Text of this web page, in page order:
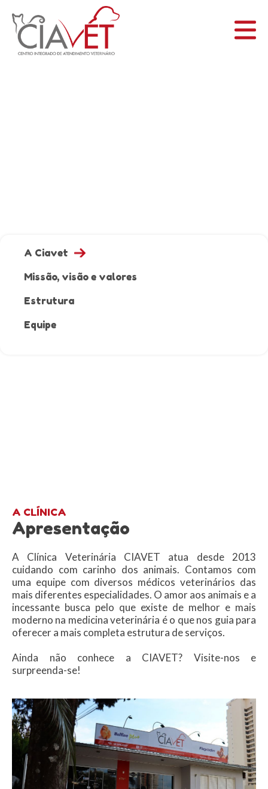
INICIAL
A CIAVET
A Ciavet
Missão, visão e valores
Estrutura
Equipe
A CLÍNICA
Apresentação
A Clínica Veterinária CIAVET atua desde 2013
cuidando com carinho dos animais. Contamos com
uma equipe com diversos médicos veterinários das
mais diferentes especialidades. O amor aos animais e a
incessante busca pelo que existe de melhor e mais
moderno na medicina veterinária é o que nos guia para
oferecer a mais completa estrutura de serviços.
Ainda não conhece a CIAVET? Visite-nos e
surpreenda-se!